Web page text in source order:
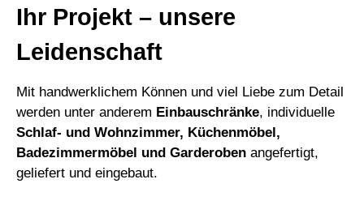
Ihr Projekt – unsere
Leidenschaft
Mit handwerklichem Können und viel Liebe zum Detail
werden unter anderem Einbauschränke, individuelle
Schlaf- und Wohnzimmer, Küchenmöbel,
Badezimmermöbel und Garderoben angefertigt,
geliefert und eingebaut.